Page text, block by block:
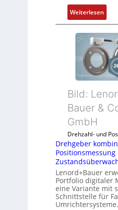
n
e
n
C
l
ä
s
s
t
s
c
h
e
x
i
b
e
l
f
Weiterlesen:
M
o
b
i
f
n
d
u
l
b
r
i
Bild:
Bauer &
GmbH
Drehzahl- und
Drehgeber
Positionsmessung
Lenord+Bauer
Portfolio digitaler
eine Variante mit
Schnittstelle für
Umrichtersysteme.